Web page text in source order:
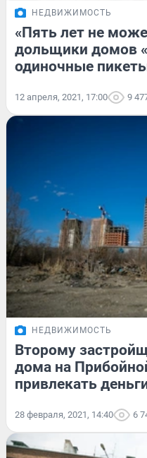
НЕДВИЖИМОСТЬ
«Пять лет не
дольщики домов
одиночные
12 апреля, 2021, 17:00 9
НЕДВИЖИМОСТЬ
Второму
дома на
привлекать
28 февраля, 2021, 14:40 6